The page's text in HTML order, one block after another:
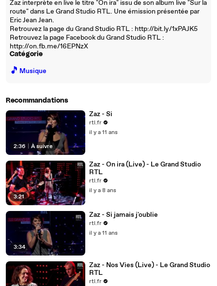
Zaz interprète en live le titre "On ira" issu de son album live "Sur la
route" dans Le Grand Studio RTL. Une émission présentée par
Eric Jean Jean.
Retrouvez la page du Grand Studio RTL : http://bit.ly/1xPAJK5
Retrouvez la page Facebook du Grand Studio RTL :
http://on.fb.me/16EPNzX
Catégorie
🎵 Musique
Recommandations
2:36 À suivre
Zaz - Si
rtl.fr
il y a 11 ans
3:21
Zaz - On ira (Live) - Le Grand Studio
RTL
rtl.fr
il y a 8 ans
3:34
Zaz - Si jamais j'oublie
rtl.fr
il y a 11 ans
Zaz - Nos Vies (Live) - Le Grand Studio
RTL
rtl.fr